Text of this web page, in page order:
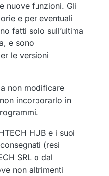
nuove funzioni. Gli
e per eventuali
fatti solo sull’ultima
e sono
le versioni
non modificare
incorporarlo in
HUB e i suoi
(resi
SRL o dal
non altrimenti